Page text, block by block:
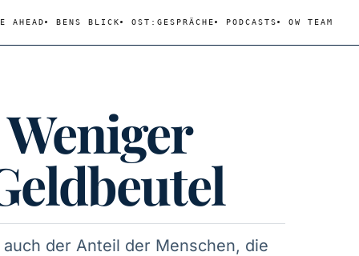
AHEAD BENS BLICK OST:GESPRÄCHE PODCASTS OW TEAM
der Anteil der Menschen, die